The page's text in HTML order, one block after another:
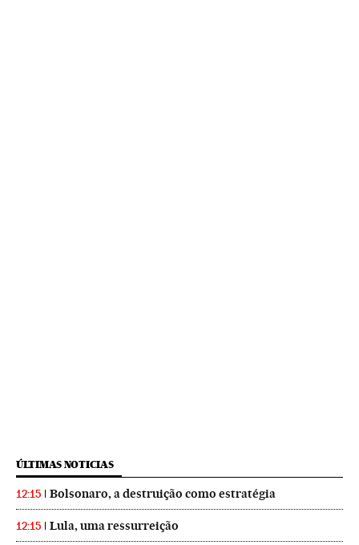
ÚLTIMAS NOTICIAS
12:15 Bolsonaro, a destruição como estratégia
12:15 Lula, uma ressurreição